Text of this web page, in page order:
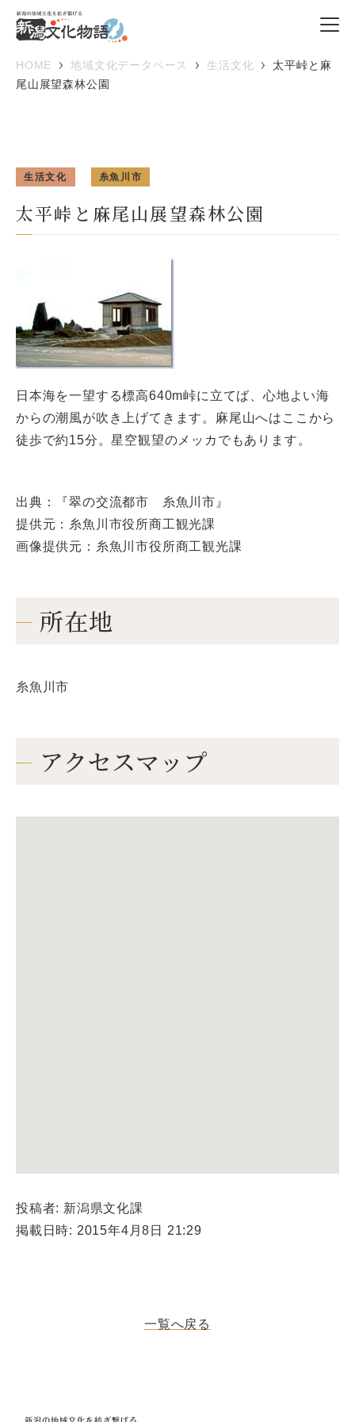
HOME 地域文化データベース 生活文化
太平峠と麻
尾山展望森林公園
生活文化 糸魚川市
太平峠と麻尾山展望森林公園
日本海を一望する標高640m峠に立てば、心地よい海
からの潮風が吹き上げてきます。麻尾山へはここから
徒歩で約15分。星空観望のメッカでもあります。
出典：『翠の交流都市 糸魚川市』
提供元：糸魚川市役所商工観光課
画像提供元：糸魚川市役所商工観光課
所在地
糸魚川市
アクセスマップ
投稿者: 新潟県文化課
掲載日時: 2015年4月8日 21:29
一覧へ戻る